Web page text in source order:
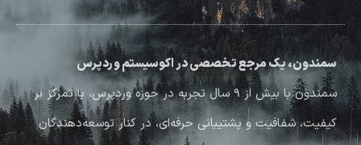
سمندون، یک مرجع تخصصی در اکوسیستم وردپرس
سمندون با بیش از ۹ سال تجربه در حوزه وردپرس، با تمرکز بر
کیفیت، شفافیت و پشتیبانی حرفه‌ای، در کنار توسعه‌دهندگان